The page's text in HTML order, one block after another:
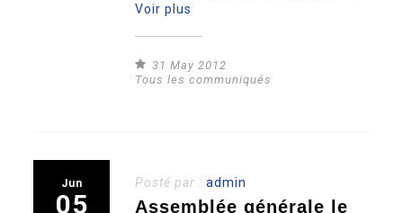
Voir plus
31 May 2012
Tous les communiqués
Jun
05
Posté par :admin
Assemblée générale le